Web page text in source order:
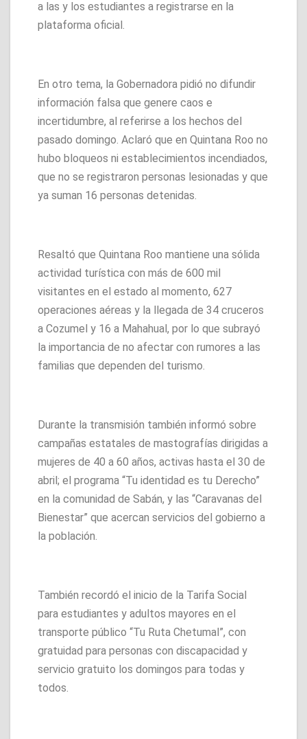
a las y los estudiantes a registrarse en la
plataforma oficial.
En otro tema, la Gobernadora pidió no difundir
información falsa que genere caos e
incertidumbre, al referirse a los hechos del
pasado domingo. Aclaró que en Quintana Roo no
hubo bloqueos ni establecimientos incendiados,
que no se registraron personas lesionadas y que
ya suman 16 personas detenidas.
Resaltó que Quintana Roo mantiene una sólida
actividad turística con más de 600 mil
visitantes en el estado al momento, 627
operaciones aéreas y la llegada de 34 cruceros
a Cozumel y 16 a Mahahual, por lo que subrayó
la importancia de no afectar con rumores a las
familias que dependen del turismo.
Durante la transmisión también informó sobre
campañas estatales de mastografías dirigidas a
mujeres de 40 a 60 años, activas hasta el 30 de
abril; el programa “Tu identidad es tu Derecho”
en la comunidad de Sabán, y las “Caravanas del
Bienestar” que acercan servicios del gobierno a
la población.
También recordó el inicio de la Tarifa Social
para estudiantes y adultos mayores en el
transporte público “Tu Ruta Chetumal”, con
gratuidad para personas con discapacidad y
servicio gratuito los domingos para todas y
todos.